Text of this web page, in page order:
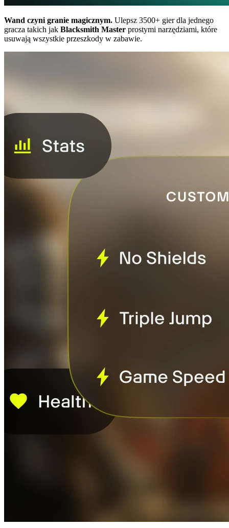
Wand czyni granie magicznym. Ulepsz 3500+ gier dla jednego
gracza takich jak Blacksmith Master prostymi narzędziami, które
usuwają wszystkie przeszkody w zabawie.